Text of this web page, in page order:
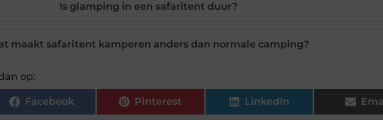
Is glamping in een safaritent duur?
maakt safaritent kamperen anders dan normale camping?
op:
Facebook Pinterest LinkedIn